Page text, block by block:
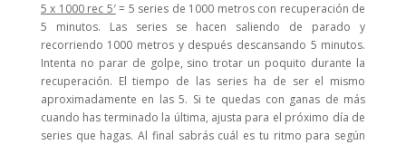
5 x 1000 rec 5′= 5 series de 1000 metros con recuperación de
5 minutos. Las series se hacen saliendo de parado y
recorriendo 1000 metros y después descansando 5 minutos.
Intenta no parar de golpe, sino trotar un poquito durante la
recuperación. El tiempo de las series ha de ser el mismo
aproximadamente en las 5. Si te quedas con ganas de más
cuando has terminado la última, ajusta para el próximo día de
series que hagas. Al final sabrás cuál es tu ritmo para según